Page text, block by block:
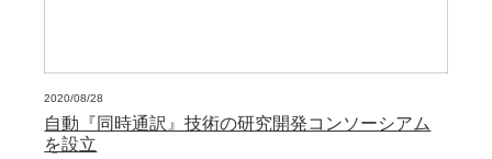
2020/08/28
自動『同時通訳』技術の研究開発コンソーシアム
を設立